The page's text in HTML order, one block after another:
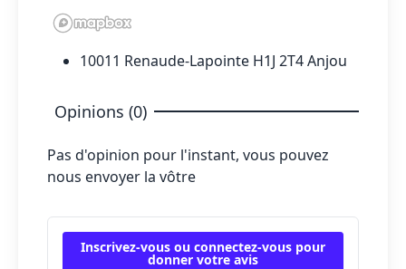
10011 Renaude-Lapointe H1J 2T4 Anjou
Opinions (0)
Pas d'opinion pour l'instant, vous pouvez
nous envoyer la vôtre
Inscrivez-vous ou connectez-vous pour
donner votre avis